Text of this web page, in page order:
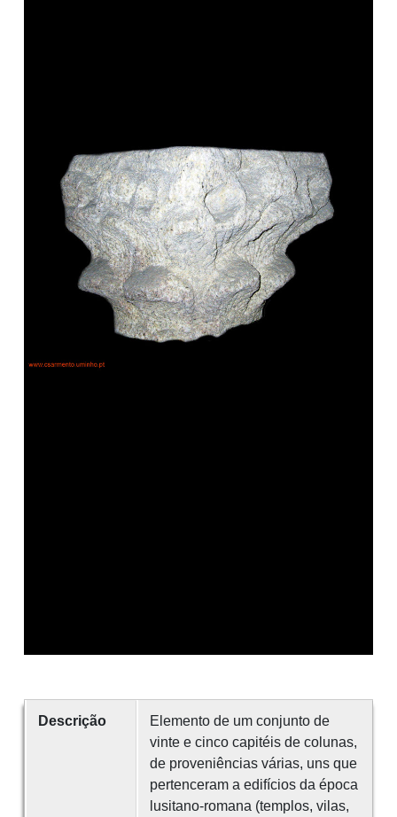
Descrição
Elemento de um conjunto de
vinte e cinco capitéis de colunas,
de proveniências várias, uns que
pertenceram a edifícios da época
lusitano-romana (templos, vilas,